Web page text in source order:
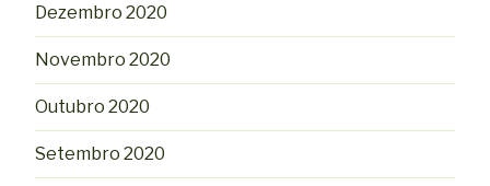
Dezembro 2020
Novembro 2020
Outubro 2020
Setembro 2020